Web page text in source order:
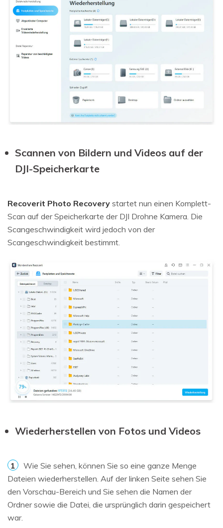
Scannen von Bildern und Videos auf der
DJI-Speicherkarte
Recoverit Photo Recovery startet nun einen Komplett-
Scan auf der Speicherkarte der DJI Drohne Kamera. Die
Scangeschwindigkeit wird jedoch von der
Scangeschwindigkeit bestimmt.
Wiederherstellen von Fotos und Videos
1
Wie Sie sehen, können Sie so eine ganze Menge
Dateien wiederherstellen. Auf der linken Seite sehen Sie
den Vorschau-Bereich und Sie sehen die Namen der
Ordner sowie die Datei, die ursprünglich darin gespeichert
war.